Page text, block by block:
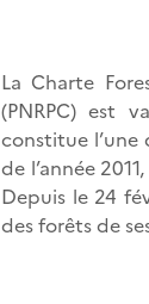
La Charte
(PNRPC) est
constitue l’une
de l’année
Depuis le 24
des forêts de